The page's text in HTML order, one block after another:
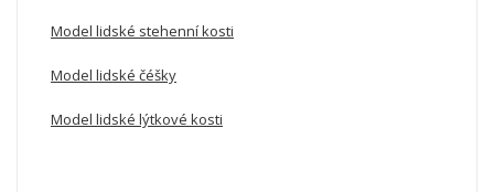
Model lidské stehenní kosti
Model lidské čéšky
Model lidské lýtkové kosti